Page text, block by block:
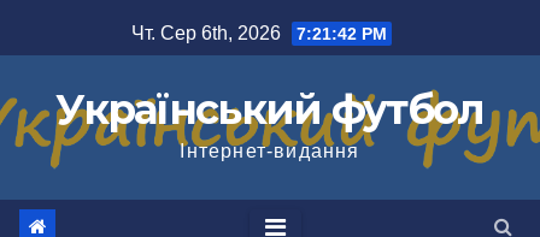
до
Чт. Сер 6th, 2026 7:21:42 PM
Український футбол
Інтернет-видання